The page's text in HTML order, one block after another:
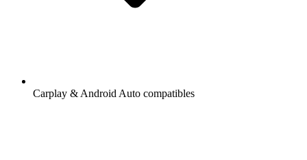
Carplay & Android Auto compatibles